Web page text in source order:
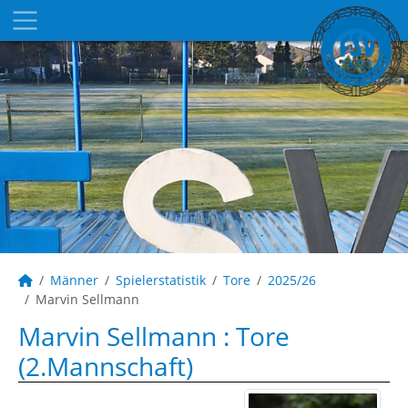
Männer Spielerstatistik Tore
2025/26
Marvin Sellmann
Marvin Sellmann : Tore
(2.Mannschaft)